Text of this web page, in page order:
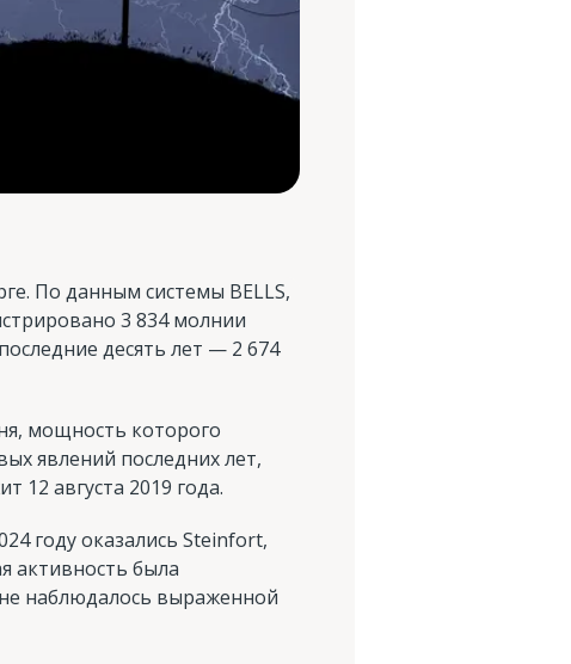
По данным системы BELLS,
3 834 молнии
десять лет — 2 674
мощность которого
явлений последних лет,
августа 2019 года.
году оказались Steinfort,
активность была
наблюдалось выраженной